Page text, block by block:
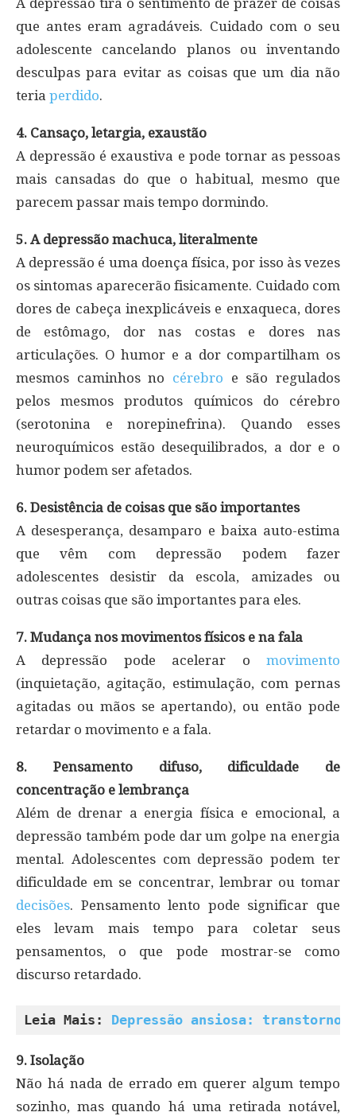
A depressão tira o sentimento de prazer de coisas
que antes eram agradáveis. Cuidado com o seu
adolescente cancelando planos ou inventando
desculpas para evitar as coisas que um dia não
teria perdido.
4. Cansaço, letargia, exaustão
A depressão é exaustiva e pode tornar as pessoas
mais cansadas do que o habitual, mesmo que
parecem passar mais tempo dormindo.
5. A depressão machuca, literalmente
A depressão é uma doença física, por isso às vezes
os sintomas aparecerão fisicamente. Cuidado com
dores de cabeça inexplicáveis e enxaqueca, dores
de estômago, dor nas costas e dores nas
articulações. O humor e a dor compartilham os
mesmos caminhos no cérebro e são regulados
pelos mesmos produtos químicos do cérebro
(serotonina e norepinefrina). Quando esses
neuroquímicos estão desequilibrados, a dor e o
humor podem ser afetados.
6. Desistência de coisas que são importantes
A desesperança, desamparo e baixa auto-estima
que vêm com depressão podem fazer
adolescentes desistir da escola, amizades ou
outras coisas que são importantes para eles.
7. Mudança nos movimentos físicos e na fala
A depressão pode acelerar o movimento
(inquietação, agitação, estimulação, com pernas
agitadas ou mãos se apertando), ou então pode
retardar o movimento e a fala.
8. Pensamento difuso, dificuldade de
concentração e lembrança
Além de drenar a energia física e emocional, a
depressão também pode dar um golpe na energia
mental. Adolescentes com depressão podem ter
dificuldade em se concentrar, lembrar ou tomar
decisões. Pensamento lento pode significar que
eles levam mais tempo para coletar seus
pensamentos, o que pode mostrar-se como
discurso retardado.
Leia Mais: Depressão ansiosa: transtorno
9. Isolação
Não há nada de errado em querer algum tempo
sozinho, mas quando há uma retirada notável,